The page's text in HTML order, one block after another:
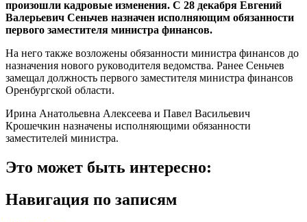
произошли кадровые изменения. С 28 декабря Евгений
Валерьевич Сеньчев назначен исполняющим обязанности
первого заместителя министра финансов.
На него также возложены обязанности министра финансов до
назначения нового руководителя ведомства. Ранее Сеньчев
замещал должность первого заместителя министра финансов
Оренбургской области.
Ирина Анатольевна Алексеева и Павел Васильевич
Крошечкин назначены исполняющими обязанности
заместителей министра.
Это может быть интересно:
Навигация по записям